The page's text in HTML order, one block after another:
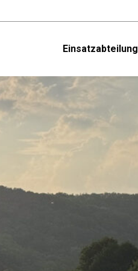
Einsatzabteilung